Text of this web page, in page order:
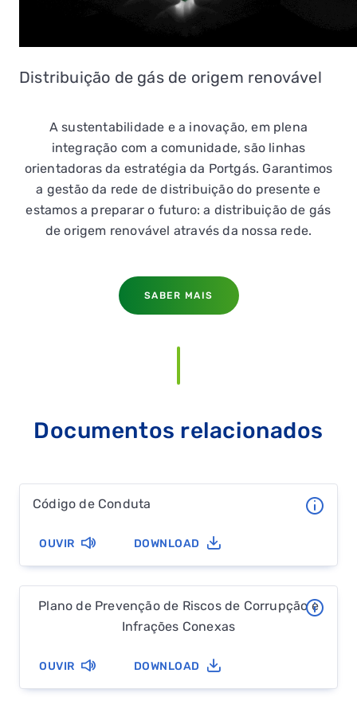
Distribuição de gás de origem renovável
A sustentabilidade e a inovação, em plena
integração com a comunidade, são linhas
orientadoras da estratégia da Portgás. Garantimos
a gestão da rede de distribuição do presente e
estamos a preparar o futuro: a distribuição de gás
de origem renovável através da nossa rede.
SABER MAIS
Documentos relacionados
Código de Conduta
OUVIR DOWNLOAD
Plano de Prevenção de Riscos de Corrupção e
Infrações Conexas
OUVIR DOWNLOAD
QUERO TER GÁS NATURAL
FALHA DE GÁS